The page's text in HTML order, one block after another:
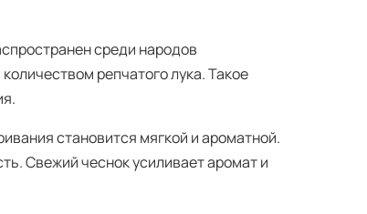
среди народов
репчатого лука. Такое
становится мягкой и ароматной.
Свежий чеснок усиливает аромат и